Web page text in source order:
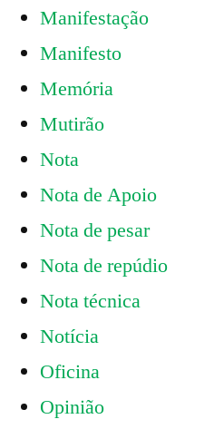
Manifestação
Manifesto
Memória
Mutirão
Nota
Nota de Apoio
Nota de pesar
Nota de repúdio
Nota técnica
Notícia
Oficina
Opinião